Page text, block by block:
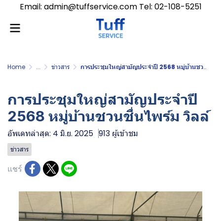
Email: admin@tuffservice.com Tel: 02-108-5251
Home ... ข่าวสาร การประชุมใหญ่สามัญประจำปี 2568 หมู่บ้านชวนชื่นไพร์ม วิลล์
การประชุมใหญ่สามัญประจำปี
2568 หมู่บ้านชวนชื่นไพร์ม วิลล์
อัพเดทล่าสุด: 4 มิ.ย. 2025 913 ผู้เข้าชม
ข่าวสาร
แชร์